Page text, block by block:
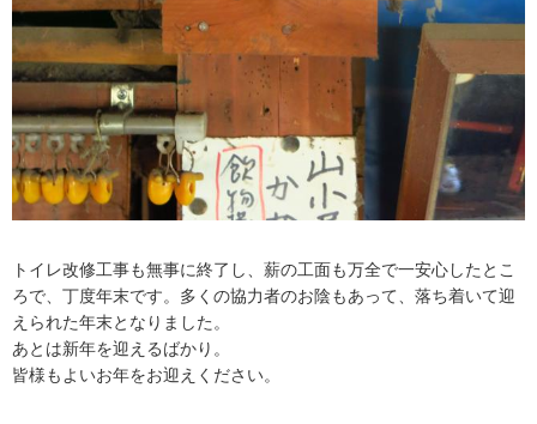
トイレ改修工事も無事に終了し、薪の工面も万全で一安心したとこ
ろで、丁度年末です。多くの協力者のお陰もあって、落ち着いて迎
えられた年末となりました。
あとは新年を迎えるばかり。
皆様もよいお年をお迎えください。